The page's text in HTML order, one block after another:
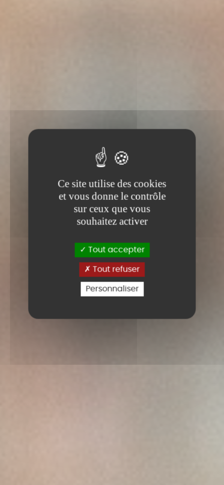
Ce site utilise des cookies
et vous donne le contrôle
sur ceux que vous
souhaitez activer
Tout accepter
Tout refuser
Personnaliser